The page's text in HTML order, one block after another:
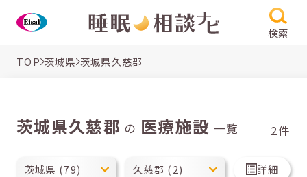
検索
TOP 茨城県 茨城県久慈郡
茨城県久慈郡 の 医療施設 一覧 2件
詳細